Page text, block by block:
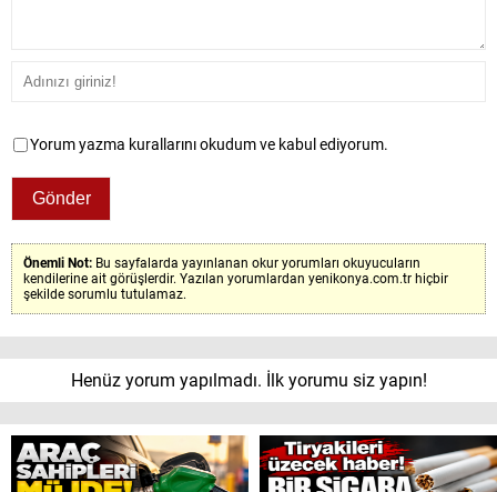
Yorum yazma kurallarını okudum ve kabul ediyorum.
Önemli Not: Bu sayfalarda yayınlanan okur yorumları okuyucuların
kendilerine ait görüşlerdir. Yazılan yorumlardan yenikonya.com.tr hiçbir
şekilde sorumlu tutulamaz.
Henüz yorum yapılmadı. İlk yorumu siz yapın!